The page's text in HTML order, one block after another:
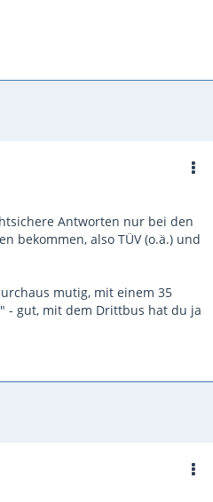
Antworten nur bei den
bekommen, also TÜV (o.ä.) und
mutig, mit einem 35
- gut, mit dem Drittbus hat du ja